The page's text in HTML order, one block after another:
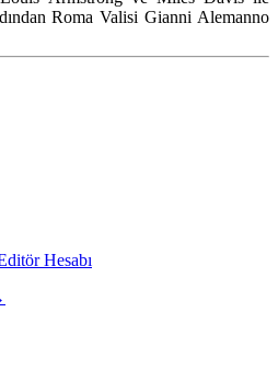
Roma Valisi Gianni Alemanno
Hesabı